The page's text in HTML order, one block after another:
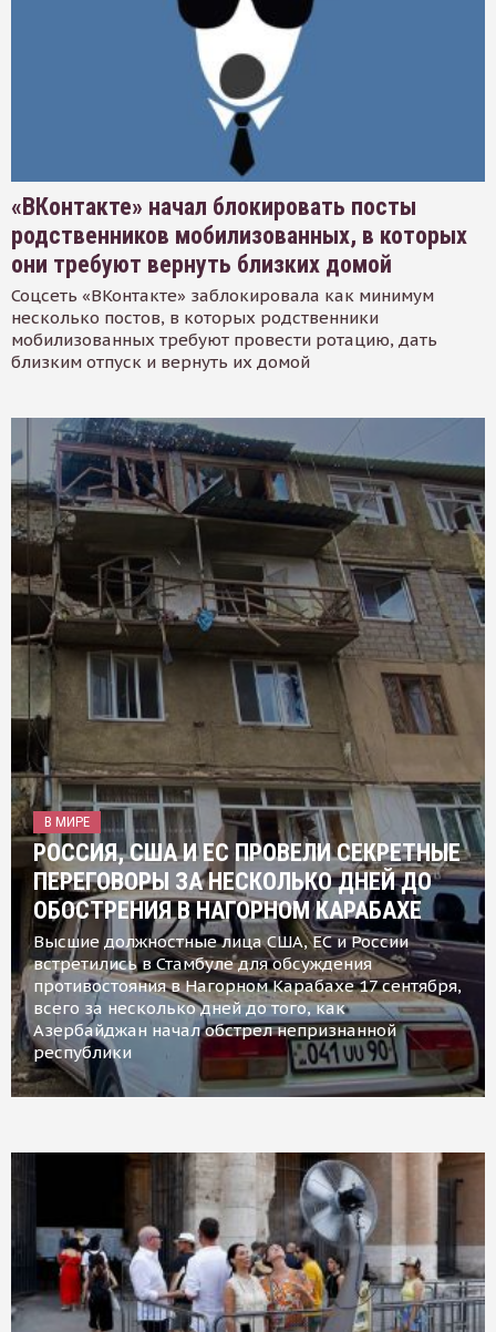
«ВКонтакте» начал блокировать посты
родственников мобилизованных, в которых
они требуют вернуть близких домой
Соцсеть «ВКонтакте» заблокировала как минимум
несколько постов, в которых родственники
мобилизованных требуют провести ротацию, дать
близким отпуск и вернуть их домой
В МИРЕ
РОССИЯ, США И ЕС ПРОВЕЛИ СЕКРЕТНЫЕ
ПЕРЕГОВОРЫ ЗА НЕСКОЛЬКО ДНЕЙ ДО
ОБОСТРЕНИЯ В НАГОРНОМ КАРАБАХЕ
Высшие должностные лица США, ЕС и России
встретились в Стамбуле для обсуждения
противостояния в Нагорном Карабахе 17 сентября,
всего за несколько дней до того, как
Азербайджан начал обстрел непризнанной
республики